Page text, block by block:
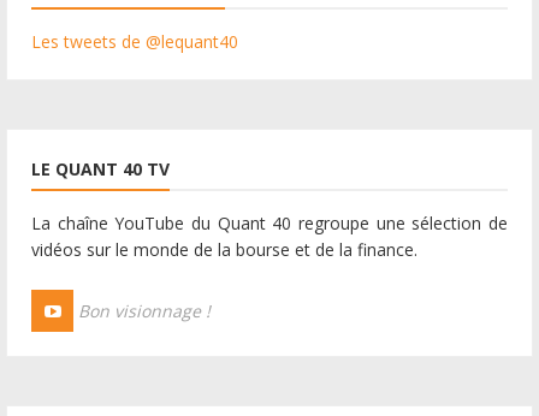
Les tweets de @lequant40
LE QUANT 40 TV
La chaîne YouTube du Quant 40 regroupe une sélection de
vidéos sur le monde de la bourse et de la finance.
Bon visionnage !